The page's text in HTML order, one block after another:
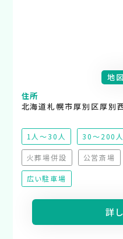
地
住所
北海道札幌市厚別区厚別
1人～30人 30～200人
火葬場併設
（非対応）
公営斎場
広い駐車場
詳